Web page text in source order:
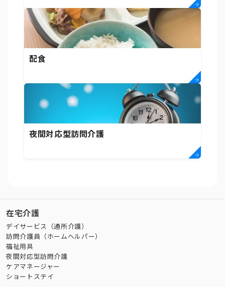
配食
夜間対応型訪問介護
在宅介護
デイサービス（通所介護）
訪問介護員（ホームヘルパー）
福祉用具
夜間対応型訪問介護
ケアマネージャー
ショートステイ